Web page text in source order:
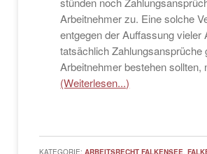
Arbeitnehmer zu. Eine solche
entgegen der Auffassung vieler
tatsächlich Zahlungsansprüche
Arbeitnehmer bestehen sollten,
(Weiterlesen...)
KATEGORIE:ARBEITSRECHT FALKENSEE,